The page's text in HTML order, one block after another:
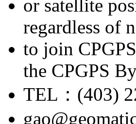
or satellite
regardless of
to join
the CPGPS
TEL：(403)